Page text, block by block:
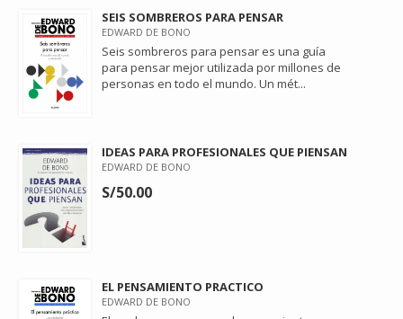
SEIS SOMBREROS PARA PENSAR
EDWARD DE BONO
Seis sombreros para pensar es una guía
para pensar mejor utilizada por millones de
personas en todo el mundo. Un mét...
IDEAS PARA PROFESIONALES QUE PIENSAN
EDWARD DE BONO
S/50.00
EL PENSAMIENTO PRACTICO
EDWARD DE BONO